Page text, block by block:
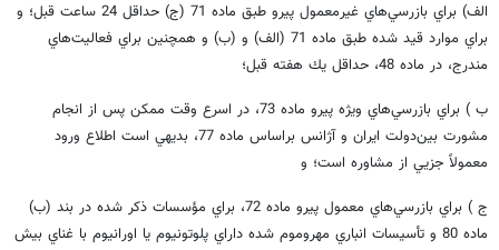
الف) براي بازرسي‌هاي غيرمعمول پيرو طبق ماده 71 (ج) حداقل 24 ساعت قبل؛ و
براي موارد قيد شده طبق ماده 71 (الف) و (ب) و همچنين براي فعاليت‌هاي
مندرج، در ماده 48، حداقل يك هفته قبل؛
ب ) براي بازرسي‌هاي ويژه پيرو ماده 73، در اسرع وقت ممكن پس از انجام
مشورت بين‌دولت ايران و آژانس براساس ماده 77، بديهي است اطلاع ورود
معمولاً جزيي از مشاوره است؛ و
ج ) براي بازرسي‌هاي معمول پيرو ماده 72، براي مؤسسات ذكر شده در بند (ب)
ماده 80 و تأسيسات انباري مهروموم شده داراي پلوتونيوم يا اورانيوم با غناي بيش